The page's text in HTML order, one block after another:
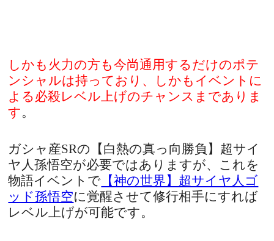
しかも火力の方も今尚通用するだけのポテ
ンシャルは持っており、しかもイベントに
よる必殺レベル上げのチャンスまでありま
す。
ガシャ産SRの【白熱の真っ向勝負】超サイ
ヤ人孫悟空が必要ではありますが、これを
物語イベントで 【神の世界】超サイヤ人ゴ
ッド孫悟空に覚醒させて修行相手にすれば
レベル上げが可能です。